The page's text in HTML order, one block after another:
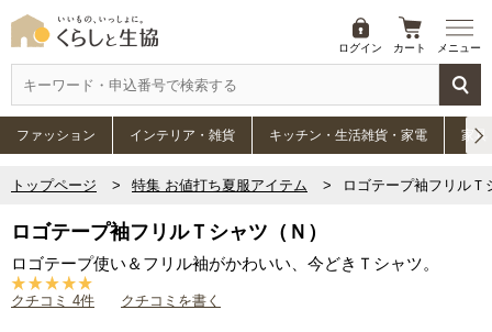
ログイン カート メニュー
ファッション インテリア・雑貨 キッチン・生活雑貨・家電 家具
トップページ 特集 お値打ち夏服アイテム ロゴテープ袖フリルＴ
ロゴテープ袖フリルＴシャツ（Ｎ）
ロゴテープ使い＆フリル袖がかわいい、今どきＴシャツ。
クチコミ 4件 クチコミを書く